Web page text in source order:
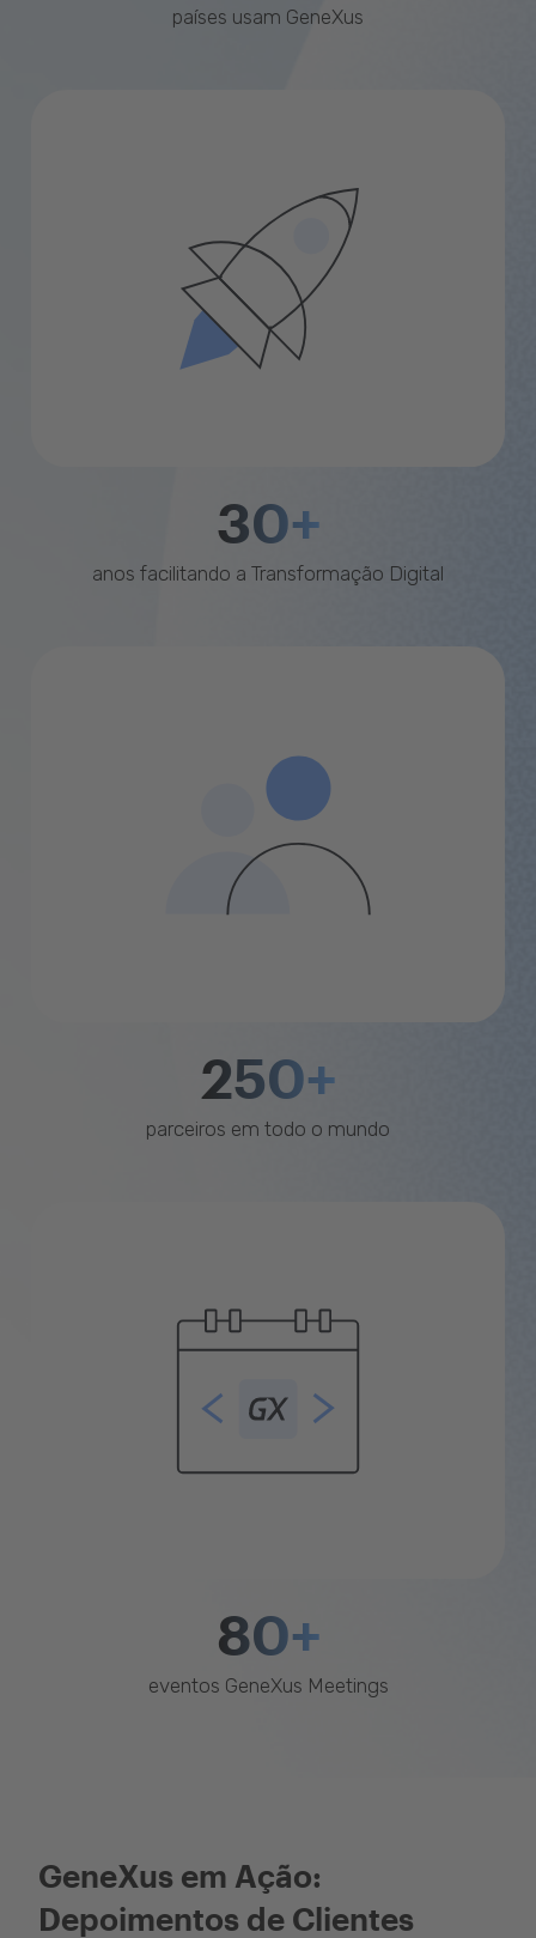
países usam GeneXus
30+
anos facilitando a Transformação Digital
250+
parceiros em todo o mundo
80+
eventos GeneXus Meetings
GeneXus em Ação:
Depoimentos de Clientes